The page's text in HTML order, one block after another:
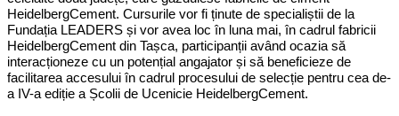
HeidelbergCement. Cursurile vor fi ținute de specialiștii de la
Fundația LEADERS și vor avea loc în luna mai, în cadrul fabricii
HeidelbergCement din Tașca, participanții având ocazia să
interacționeze cu un potențial angajator și să beneficieze de
facilitarea accesului în cadrul procesului de selecție pentru cea de-
a IV-a ediție a Școlii de Ucenicie HeidelbergCement.